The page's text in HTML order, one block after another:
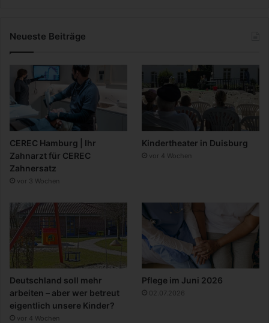
Neueste Beiträge
CEREC Hamburg | Ihr
Zahnarzt für CEREC
Zahnersatz
vor 3 Wochen
Kindertheater in Duisburg
vor 4 Wochen
Deutschland soll mehr
arbeiten – aber wer betreut
eigentlich unsere Kinder?
vor 4 Wochen
Pflege im Juni 2026
02.07.2026